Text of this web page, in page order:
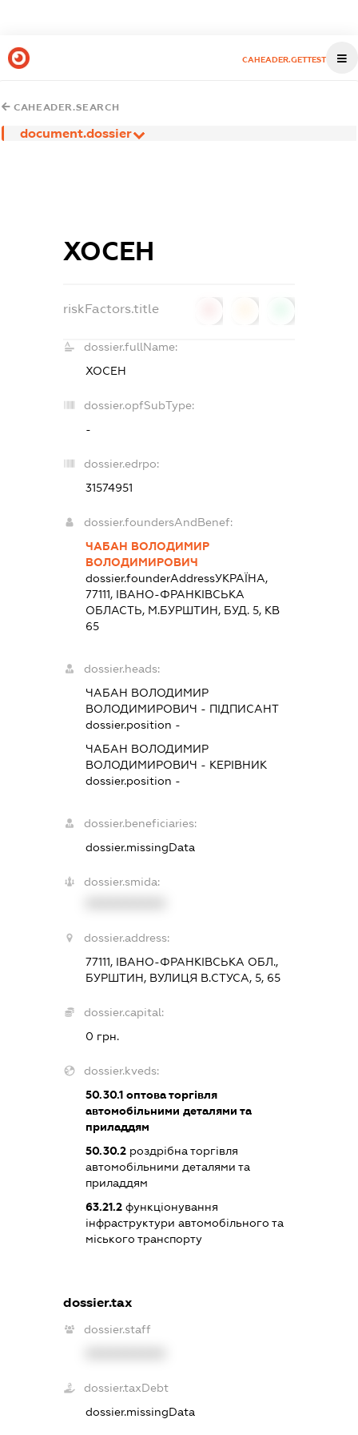
CAHEADER.GETTEST
CAHEADER.SEARCH
document.dossier
ХОСЕН
riskFactors.title
dossier.fullName:
ХОСЕН
dossier.opfSubType:
-
dossier.edrpo:
31574951
dossier.foundersAndBenef:
ЧАБАН ВОЛОДИМИР
ВОЛОДИМИРОВИЧ
dossier.founderAddressУКРАЇНА,
77111, IВАНО-ФРАНКIВСЬКА
ОБЛАСТЬ, М.БУРШТИН, БУД. 5, КВ
65
dossier.heads:
ЧАБАН ВОЛОДИМИР
ВОЛОДИМИРОВИЧ - ПІДПИСАНТ
dossier.position -
ЧАБАН ВОЛОДИМИР
ВОЛОДИМИРОВИЧ - КЕРІВНИК
dossier.position -
dossier.beneficiaries:
dossier.missingData
dossier.smida:
dossier.address:
77111, ІВАНО-ФРАНКІВСЬКА ОБЛ.,
БУРШТИН, ВУЛИЦЯ В.СТУСА, 5, 65
dossier.capital:
0 грн.
dossier.kveds:
50.30.1оптова торгівля
автомобільними деталями та
приладдям
50.30.2роздрібна торгівля
автомобільними деталями та
приладдям
63.21.2функціонування
інфраструктури автомобільного та
міського транспорту
dossier.tax
dossier.staff
dossier.taxDebt
dossier.missingData